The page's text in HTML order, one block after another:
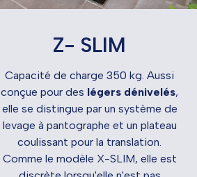
Z- SLIM
Capacité de charge 350 kg. Aussi
conçue pour des légers dénivelés,
elle se distingue par un système de
levage à pantographe et un plateau
coulissant pour la translation.
Comme le modèle X-SLIM, elle est